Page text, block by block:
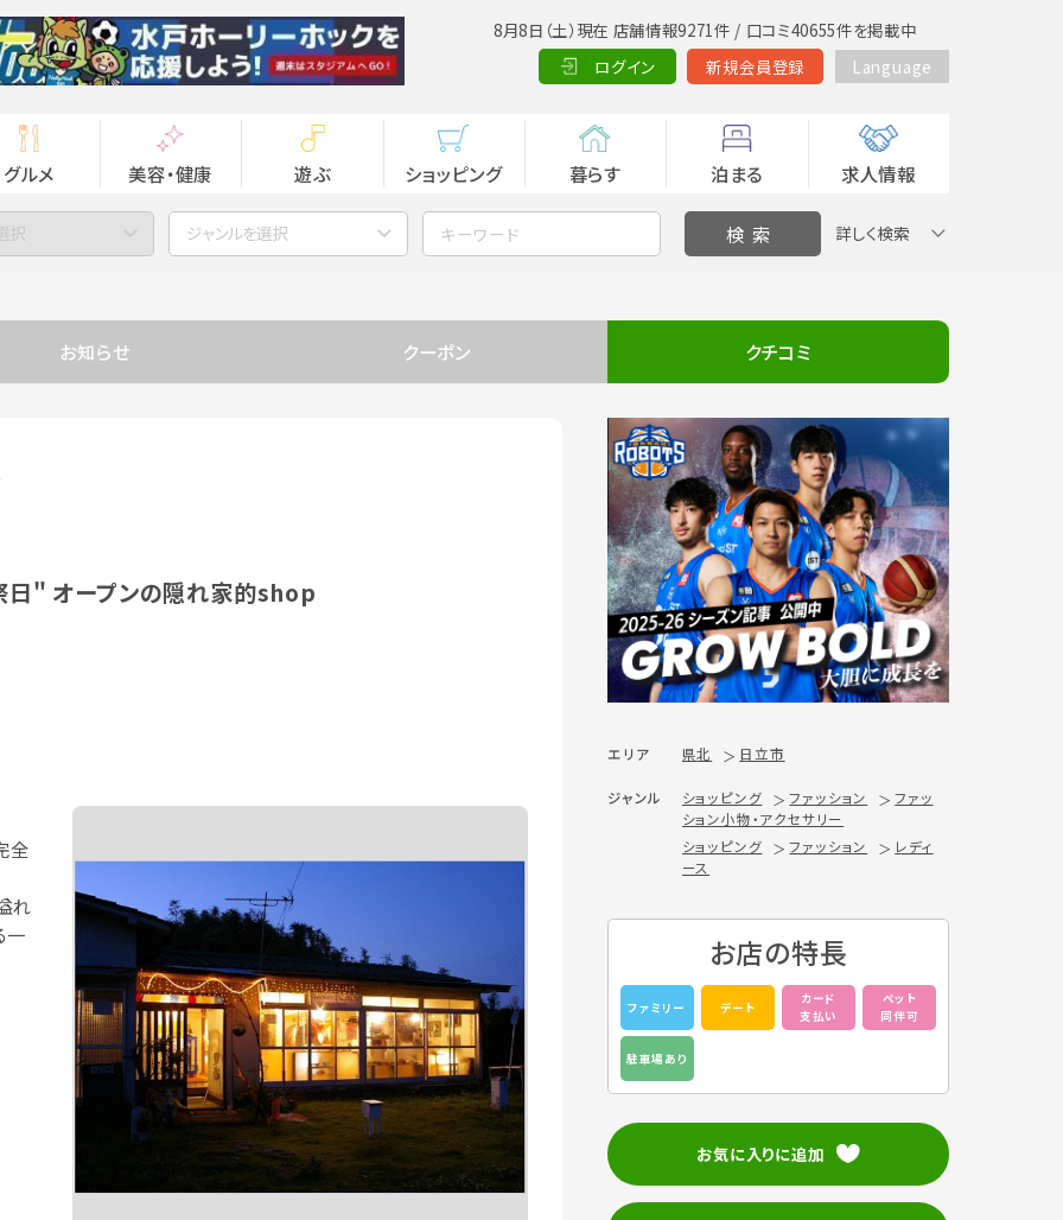
8月8日（土）現在 店舗情報9271件 / 口コミ40655件を掲載中
ログイン
新規会員登録 Language
グルメ 美容・健康 遊ぶ ショッピング 暮らす 泊まる 求人情報
択 ジャンルを選択 詳しく検索
お知らせ クーポン クチコミ
日" オープンの隠れ家的shop
全
れ
一
エリア 県北 日立市
ジャンル ショッピング ファッション
ファッ
ション小物・アクセサリー
ショッピング
ファッション
レディ
ース
お店の特長
ファミリー デート
カード
支払い
ペット
同伴可
駐車場あり
お気に入りに追加